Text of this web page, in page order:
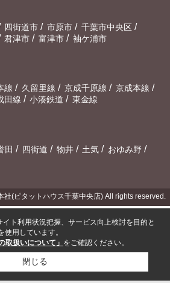
四街道市 / 市原市 / 千葉市中央区 /
君津市 / 富津市 / 袖ケ浦市
線 / 久留里線 / 京成千原線 / 京成本線 /
田線 / 小湊鉄道 / 東金線
田 / 四街道 / 物井 / 土気 / おゆみ野 /
(ピタットハウス千葉中央店) All rights reserved.
ト利用状況把握、サービス向上検討を目的と
用しています。
取扱いについて」 をご確認ください。
閉じる